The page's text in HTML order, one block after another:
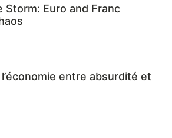
Storm: Euro and Franc
entre absurdité et